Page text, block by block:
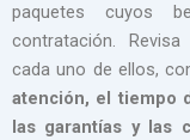
paquetes cuyos
contratación.
cada uno de ellos,
atención, el tiempo
las garantías y las